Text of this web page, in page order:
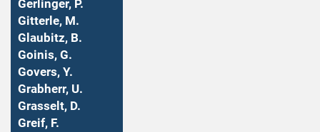
Gerlinger, P.
Gitterle, M.
Glaubitz, B.
Goinis, G.
Govers, Y.
Grabherr, U.
Grasselt, D.
Greif, F.